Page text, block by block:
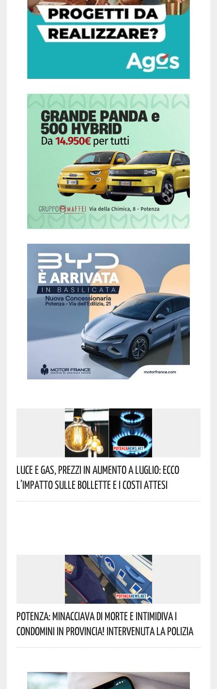
Luce E Gas, Prezzi In Aumento A Luglio: Ecco
L’impatto Sulle Bollette E I Costi Attesi
Potenza: Minacciava Di Morte E Intimidiva I
Condomini In Provincia! Intervenuta La Polizia